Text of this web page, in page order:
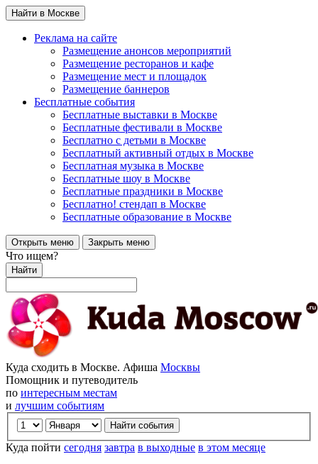
Найти в Москве
Реклама на сайте
Размещение анонсов мероприятий
Размещение ресторанов и кафе
Размещение мест и площадок
Размещение баннеров
Бесплатные события
Бесплатные выставки в Москве
Бесплатные фестивали в Москве
Бесплатно с детьми в Москве
Бесплатный активный отдых в Москве
Бесплатная музыка в Москве
Бесплатные шоу в Москве
Бесплатные праздники в Москве
Бесплатно! стендап в Москве
Бесплатные образование в Москве
Открыть меню Закрыть меню
Что ищем?
Найти
Куда сходить в Москве. Афиша Москвы
Помощник и путеводитель
по интересным местам
и лучшим событиям
Куда пойти сегодня завтра в выходные в этом месяце